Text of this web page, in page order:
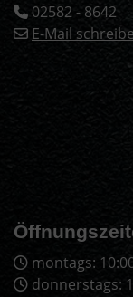
02582 - 8642
E-Mail
montags:
donnerstags: